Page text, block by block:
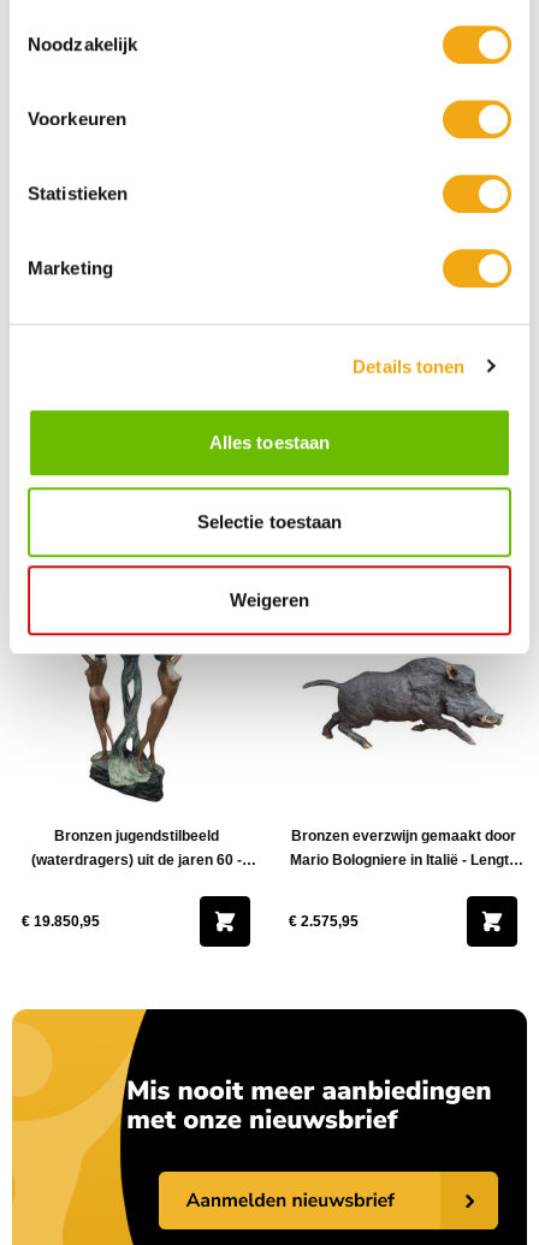
Noodzakelijk
Voorkeuren
Statistieken
Marketing
Details tonen
Alles toestaan
Selectie toestaan
Weigeren
op een stam - van kunstenaar Dean
Belisante, 1950-1965 - Hoogte 140
naakt met bassin in geweldige
Bronzen jugendstilbeeld
(waterdragers) uit de jaren 60 -
€ 19.850,95
Bronzen everzwijn gemaakt door
Mario Bologniere in Italië - Lengte
€ 2.575,95